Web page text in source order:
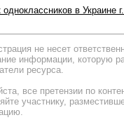
одноклассников в Украине
не несет
информации, которую
ресурса.
все претензии по
участнику,